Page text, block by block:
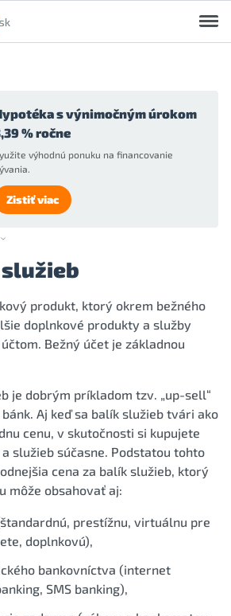
s výnimočným úrokom
% ročne
výhodnú ponuku na financovanie
Zistiť viac
produkt, ktorý okrem bežného
doplnkové produkty a služby
Bežný účet je základnou
je dobrým príkladom tzv. „up-sell“
Aj keď sa balík služieb tvári ako
cenu, v skutočnosti si kupujete
služieb súčasne. Podstatou tohto
cena za balík služieb, ktorý
môže obsahovať aj:
prestížnu, virtuálnu pre
doplnkovú),
bankovníctva (internet
SMS banking),